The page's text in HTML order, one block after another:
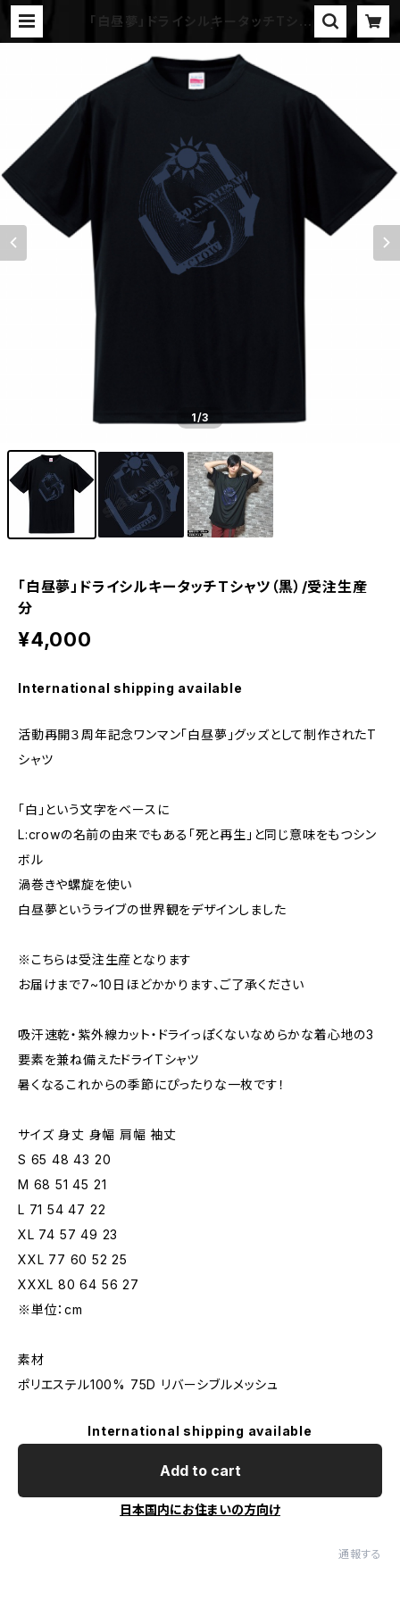
「白昼夢」ドライシルキータッチTシャ
1/3
「白昼夢」ドライシルキータッチTシャツ（黒）/受注生産
分
¥4,000
International shipping available
活動再開３周年記念ワンマン「白昼夢」グッズとして制作されたT
シャツ
「白」という文字をベースに
L:crowの名前の由来でもある「死と再生」と同じ意味をもつシン
ボル
渦巻きや螺旋を使い
白昼夢というライブの世界観をデザインしました
※こちらは受注生産となります
お届けまで7~10日ほどかかります、ご了承ください
吸汗速乾・紫外線カット・ドライっぽくないなめらかな着心地の3
要素を兼ね備えたドライTシャツ
暑くなるこれからの季節にぴったりな一枚です！
サイズ 身丈 身幅 肩幅 袖丈
S 65 48 43 20
M 68 51 45 21
L 71 54 47 22
XL 74 57 49 23
XXL 77 60 52 25
XXXL 80 64 56 27
※単位：cm
素材
ポリエステル100% 75D リバーシブルメッシュ
International shipping available
Add to cart
日本国内にお住まいの方向け
通報する